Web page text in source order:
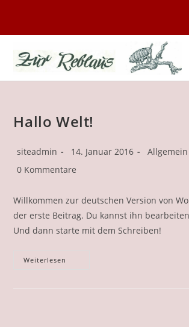
springen
Hallo Welt!
Beitrags-
siteadmin
Beitrag
14. Januar 2016
Beitrags-
Allgemein
Beitrags-
0 Kommentare
Willkommen zur deutschen Version von
der erste Beitrag. Du kannst ihn
Und dann starte mit dem Schreiben!
Weiterlesen